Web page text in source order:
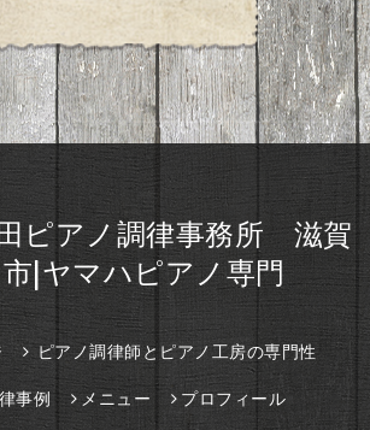
ピアノ調律事務所 滋賀
|ヤマハピアノ専門
ピアノ調律師とピアノ工房の専門性
事例 メニュー プロフィール